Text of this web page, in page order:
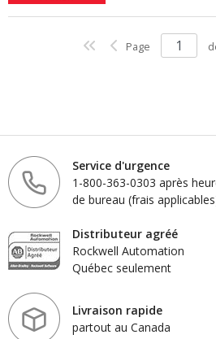
Page
Service d'urgence
1-800-363-0303 après
de bureau (frais
Distributeur agréé
Rockwell Automation
Québec seulement
Livraison rapide
partout au Canada